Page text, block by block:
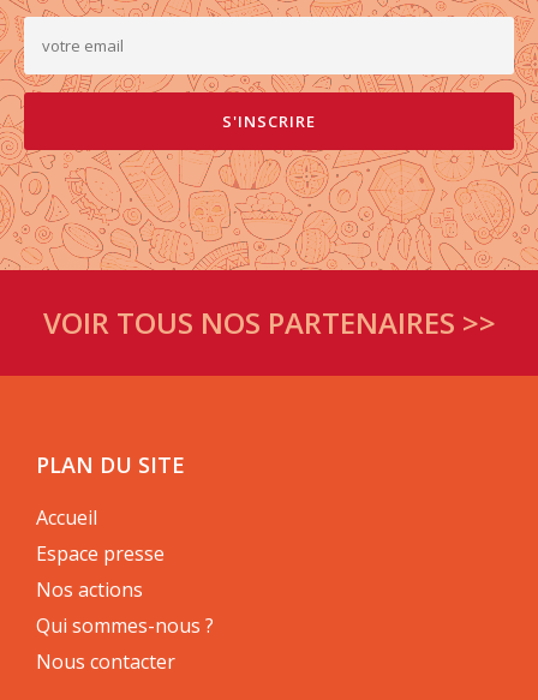
VOIR TOUS NOS PARTENAIRES >>
PLAN DU SITE
Accueil
Espace presse
Nos actions
Qui sommes-nous ?
Nous contacter